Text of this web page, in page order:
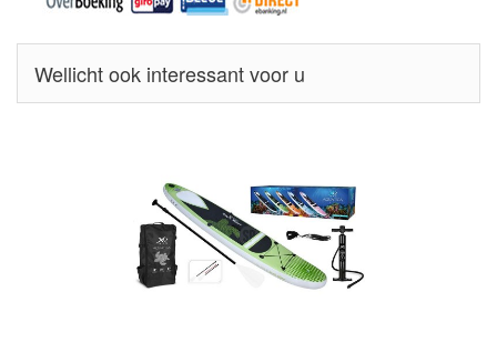
Wellicht ook interessant voor u